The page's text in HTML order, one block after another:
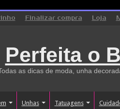
Finalizar compra Loja
Perfeita o
as dicas de moda, unha
Unhas Tatuagens